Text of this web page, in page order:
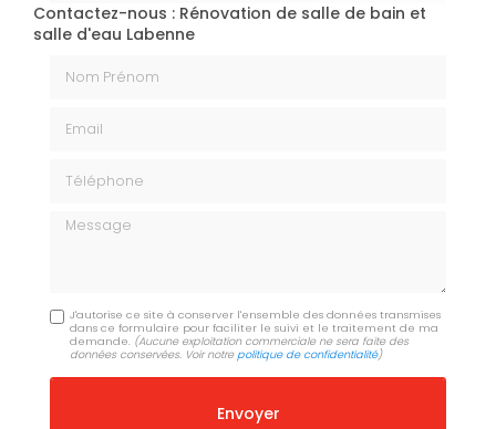
Contactez-nous : Rénovation de salle de bain et
salle d'eau Labenne
Message
J'autorise ce site à conserver l'ensemble des données transmises
dans ce formulaire pour faciliter le suivi et le traitement de ma
demande. (Aucune exploitation commerciale ne sera faite des
données conservées. Voir notrepolitique de confidentialité)